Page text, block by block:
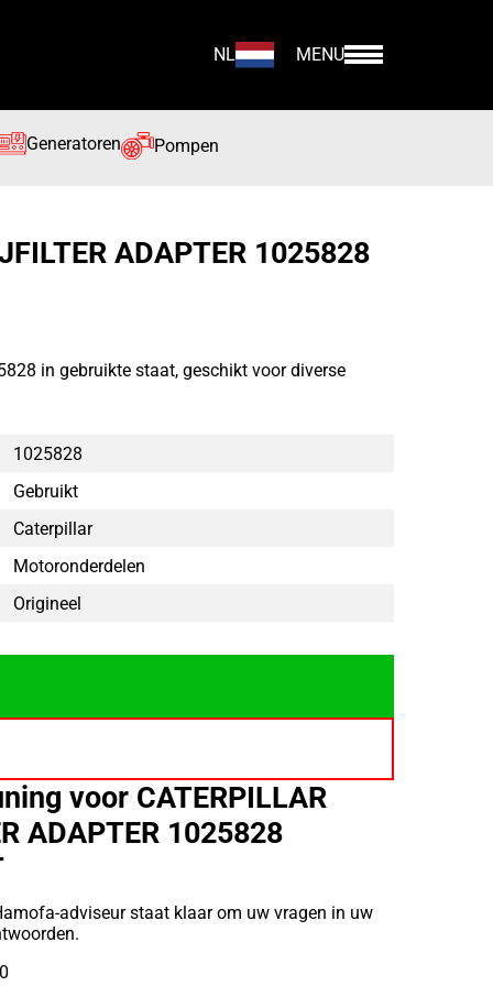
NL MENU
Generatoren Pompen
ADAPTER 1025828
in gebruikte staat, geschikt voor diverse
1025828
Gebruikt
Caterpillar
Motoronderdelen
Origineel
voor CATERPILLAR
ADAPTER 1025828
adviseur staat klaar om uw vragen in uw